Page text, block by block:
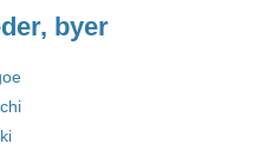
byer